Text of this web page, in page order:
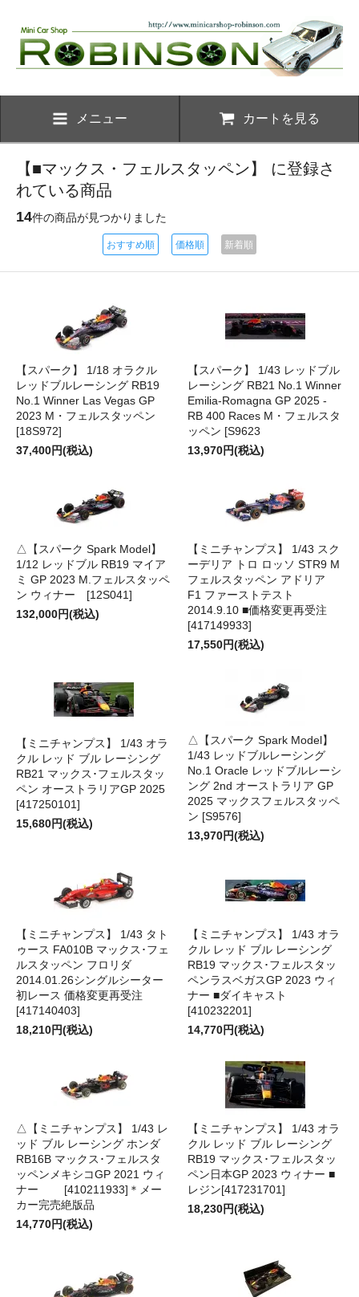
メニュー カートを見る
【■マックス・フェルスタッペン】 に登録さ
れている商品
14件の商品が見つかりました
おすすめ順 価格順 新着順
【スパーク】 1/18 オラクル
レッドブルレーシング RB19
No.1 Winner Las Vegas GP
2023 M・フェルスタッペン
[18S972]
37,400円(税込)
【スパーク】 1/43 レッドブル
レーシング RB21 No.1 Winner
Emilia-Romagna GP 2025 -
RB 400 Races M・フェルスタ
ッペン [S9623
13,970円(税込)
△【スパーク Spark Model】
1/12 レッドブル RB19 マイア
ミ GP 2023 M.フェルスタッペ
ン ウィナー [12S041]
132,000円(税込)
【ミニチャンプス】 1/43 スク
ーデリア トロ ロッソ STR9 M
フェルスタッペン アドリア
F1 ファーストテスト
2014.9.10 ■価格変更再受注
[417149933]
17,550円(税込)
【ミニチャンプス】 1/43 オラ
クル レッド ブル レーシング
RB21 マックス･フェルスタッ
ペン オーストラリアGP 2025
[417250101]
15,680円(税込)
△【スパーク Spark Model】
1/43 レッドブルレーシング
No.1 Oracle レッドブルレーシ
ング 2nd オーストラリア GP
2025 マックスフェルスタッペ
ン [S9576]
13,970円(税込)
【ミニチャンプス】 1/43 タト
ゥース FA010B マックス･フェ
ルスタッペン フロリダ
2014.01.26シングルシーター
初レース 価格変更再受注
[417140403]
18,210円(税込)
【ミニチャンプス】 1/43 オラ
クル レッド ブル レーシング
RB19 マックス･フェルスタッ
ペンラスベガスGP 2023 ウィ
ナー ■ダイキャスト
[410232201]
14,770円(税込)
△【ミニチャンプス】 1/43 レ
ッド ブル レーシング ホンダ
RB16B マックス･フェルスタ
ッペンメキシコGP 2021 ウィ
ナー [410211933]＊メー
カー完売絶版品
14,770円(税込)
【ミニチャンプス】 1/43 オラ
クル レッド ブル レーシング
RB19 マックス･フェルスタッ
ペン日本GP 2023 ウィナー ■
レジン[417231701]
18,230円(税込)